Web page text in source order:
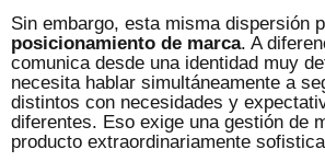
Sin embargo, esta misma dispersión
posicionamiento de marca. A
comunica desde una identidad muy
necesita hablar simultáneamente a
distintos con necesidades y
diferentes. Eso exige una gestión de
producto extraordinariamente